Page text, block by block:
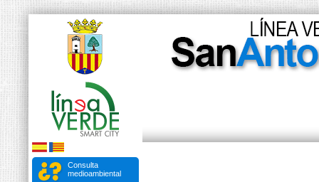
Consulta
medioambiental